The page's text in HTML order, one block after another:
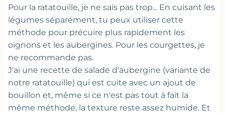
Pour la ratatouille, je ne sais pas trop... En cuisant les
légumes séparément, tu peux utiliser cette
méthode pour précuire plus rapidement les
oignons et les aubergines. Pour les courgettes, je
ne recommande pas.
J'ai une recette de salade d'aubergine (variante de
notre ratatouille) qui est cuite avec un ajout de
bouillon et, même si ce n'est pas tout à fait la
même méthode, la texture reste assez humide. Et